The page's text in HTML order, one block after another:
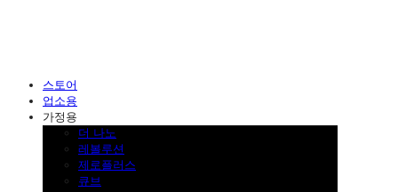
스토어
업소용
가정용
더 나노
레볼루션
제로플러스
큐브